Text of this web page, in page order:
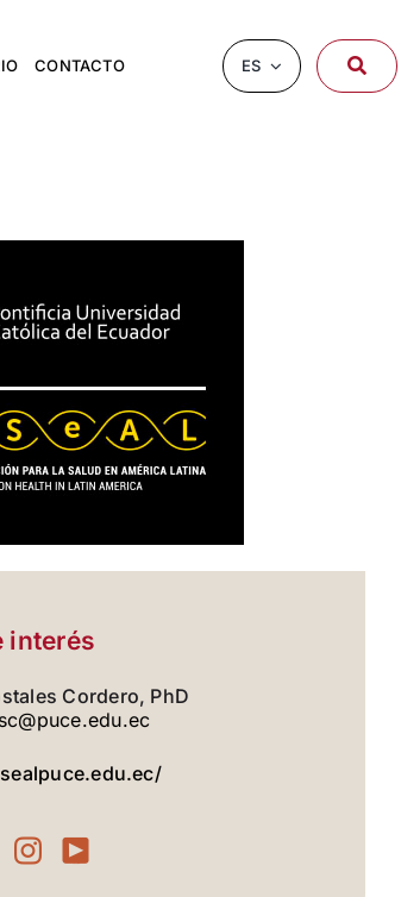
CONTACTO ES
interés
Cordero, PhD